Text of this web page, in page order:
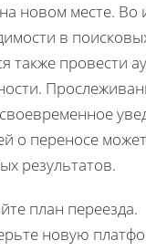
новом месте. Во
в
также провести
о переносе
результатов.
план переезда.
новую